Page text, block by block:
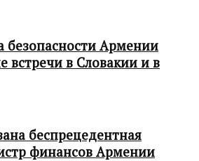
безопасности Армении
встречи в Словакии и в
беспрецедентная
финансов Армении